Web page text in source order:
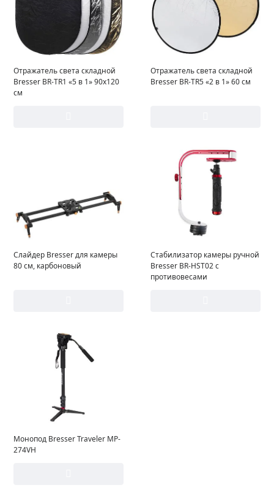
Отражатель света складной
Bresser BR-TR1 «5 в 1» 90x120
см
Отражатель света складной
Bresser BR-TR5 «2 в 1» 60 см
Слайдер Bresser для камеры
80 см, карбоновый
Стабилизатор камеры ручной
Bresser BR-HST02 с
противовесами
Монопод Bresser Traveler MP-
274VH